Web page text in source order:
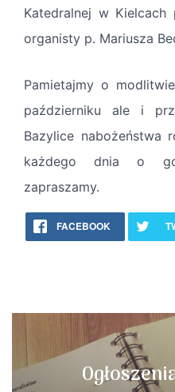
Katedralnej w
organisty p. Mariusza
Pamietajmy o
październiku ale i
Bazylice nabożeństwa
każdego dnia o
zapraszamy.
FACEBOOK